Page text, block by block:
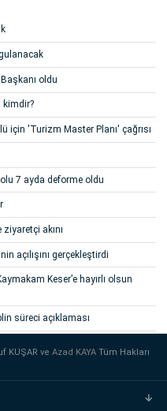
oldu
kimdir?
için 'Turizm Master Planı' çağrısı
7 ayda deforme oldu
akını
açılışını gerçekleştirdi
Keser’e hayırlı olsun
süreci açıklaması
KUŞAR veAzad KAYATüm Hakları